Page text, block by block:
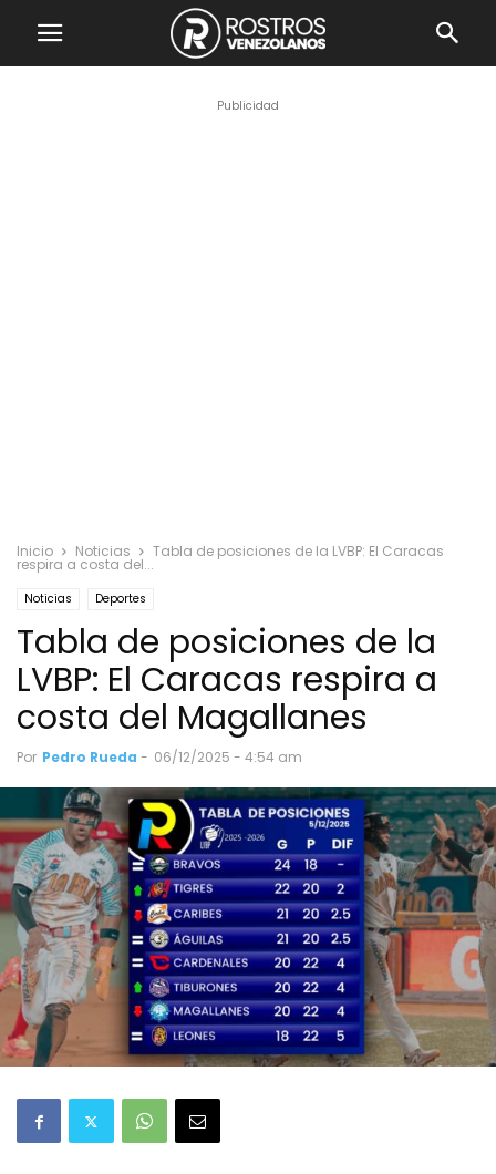
Publicidad
Inicio Noticias Tabla de posiciones de la LVBP: El Caracas
respira a costa del...
Noticias Deportes
Tabla de posiciones de la
LVBP: El Caracas respira a
costa del Magallanes
Por Pedro Rueda - 06/12/2025 - 4:54 am